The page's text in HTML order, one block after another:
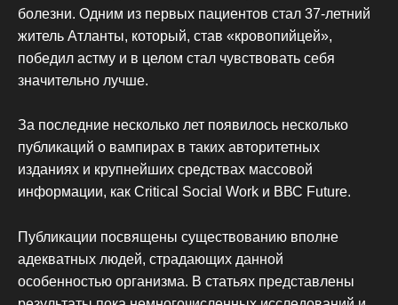
болезни. Одним из первых пациентов стал 37-летний
житель Атланты, который, став «кровопийцей»,
победил астму и в целом стал чувствовать себя
значительно лучше.
За последние несколько лет появилось несколько
публикаций о вампирах в таких авторитетных
изданиях и крупнейших средствах массовой
информации, как Critical Social Work и ВВС Future.
Публикации посвящены существованию вполне
адекватных людей, страдающих данной
особенностью организма. В статьях представлены